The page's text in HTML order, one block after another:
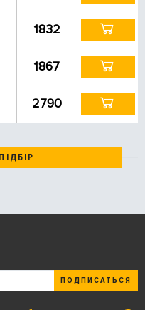
1832
1867
2790
ПОДПИСАТЬСЯ